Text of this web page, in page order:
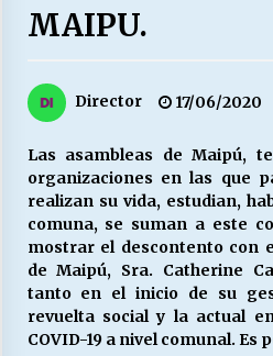
23/06/2026
VOLVER A SER
16/06/2026
28/05/2026
MAIPU.
Director 17/06/2020
Las asambleas de Maipú,
organizaciones en las que
realizan su vida, estudian,
comuna, se suman a este
mostrar el descontento con
de Maipú, Sra. Catherine
tanto en el inicio de su
revuelta social y la actual
COVID-19 a nivel comunal. Es